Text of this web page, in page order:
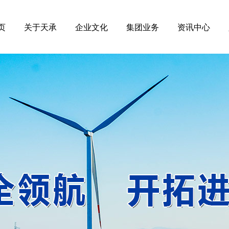
关于天承 企业文化 集团业务 资讯中心